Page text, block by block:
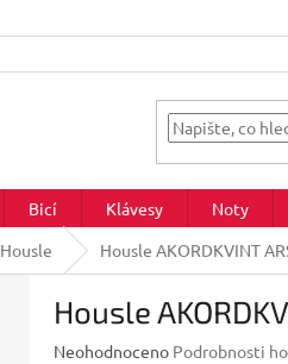
Bicí Klávesy Noty
Housle Housle AKORDKVINT
Housle
Průměrné
Neohodnoceno Podrobnosti